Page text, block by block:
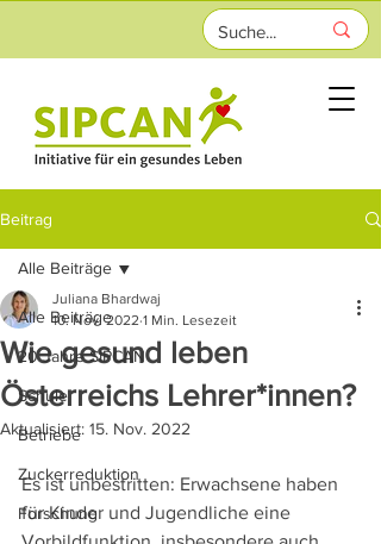
Beitrag
Alle Beiträge
20 Jahre SIPCAN
Schule
Betriebe
Zuckerreduktion
Forschung
Alle Beiträge
Wie gesund leben
Österreichs Lehrer*innen?
Juliana Bhardwaj
10. Nov. 2022 1 Min. Lesezeit
Aktualisiert: 15. Nov. 2022
Es ist unbestritten: Erwachsene haben
für Kinder und Jugendliche eine